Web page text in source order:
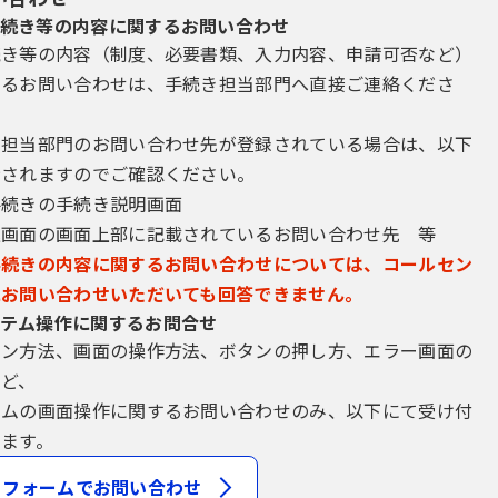
き等の内容に関するお問い合わせ
等の内容（制度、必要書類、入力内容、申請可否など）
お問い合わせは、手続き担当部門へ直接ご連絡くださ
当部門のお問い合わせ先が登録されている場合は、以下
れますのでご確認ください。
きの手続き説明画面
面の画面上部に記載されているお問い合わせ先 等
きの内容に関するお問い合わせについては、コールセン
問い合わせいただいても回答できません。
ム操作に関するお問合せ
方法、画面の操作方法、ボタンの押し方、エラー画面の
、
の画面操作に関するお問い合わせのみ、以下にて受け付
す。
フォームでお問い合わせ